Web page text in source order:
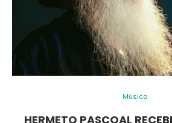
Música
HERMETO PASCOAL